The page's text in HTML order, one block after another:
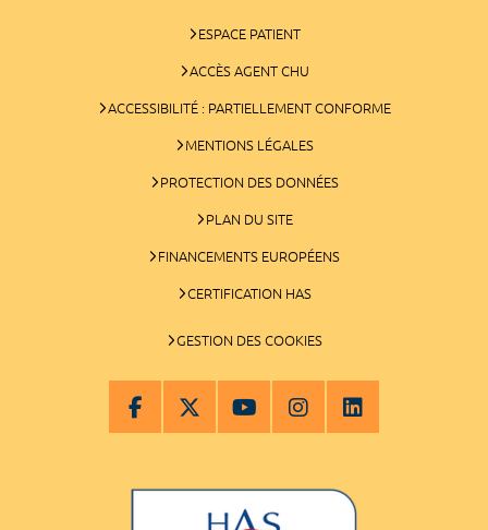
ESPACE PATIENT
ACCÈS AGENT CHU
ACCESSIBILITÉ : PARTIELLEMENT CONFORME
MENTIONS LÉGALES
PROTECTION DES DONNÉES
PLAN DU SITE
FINANCEMENTS EUROPÉENS
CERTIFICATION HAS
GESTION DES COOKIES